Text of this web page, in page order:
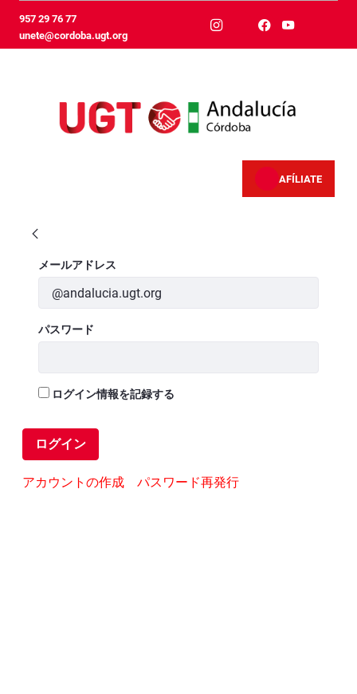
メインコンテンツにスキップ
957 29 76 77
unete@cordoba.ugt.org
AFÍLIATE
ログイン
メールアドレス
パスワード
ログイン情報を記録する
ログイン
アカウントの作成 パスワード再発行